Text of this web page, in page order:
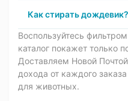
Как стирать дождевик?
Воспользуйтесь
каталог покажет только
Доставляем Новой
дохода от каждого
для животных.